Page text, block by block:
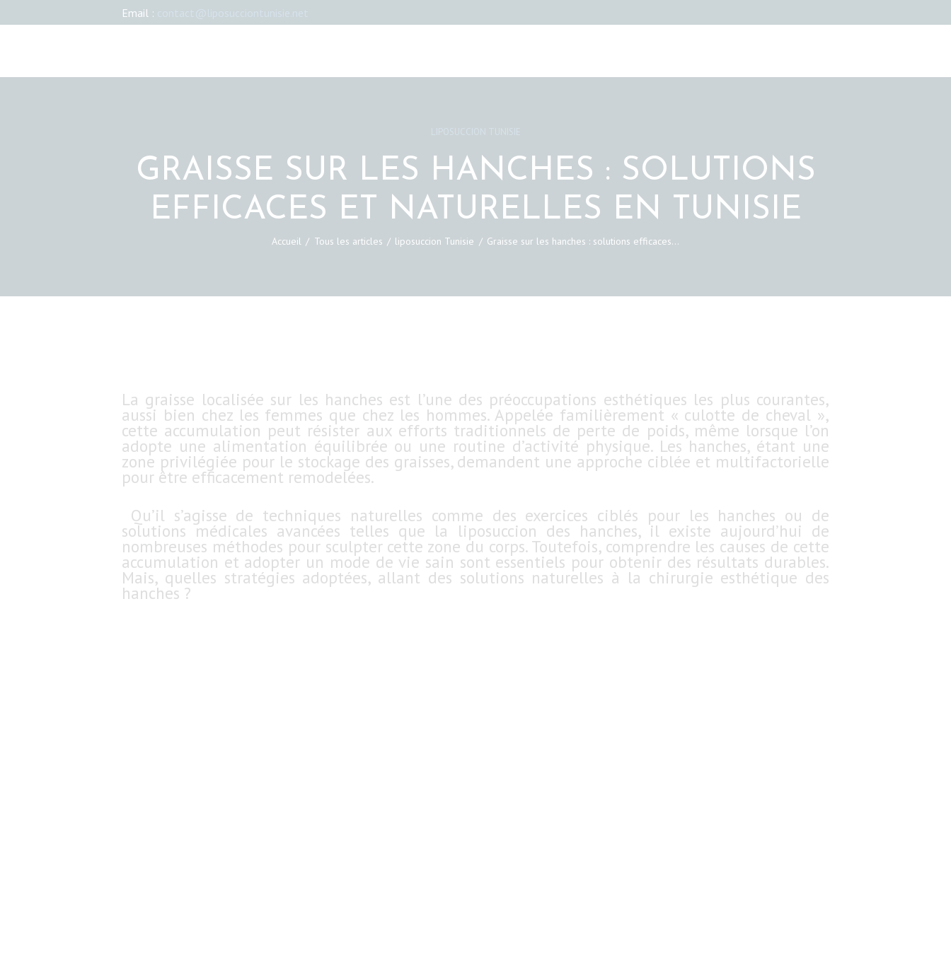
Email :
GRAISSE SUR LES HANCHES : SOLUTIONS
EFFICACES ET NATURELLES EN TUNISIE
Accueil Tous les articles liposuccion Tunisie Graisse sur les hanches : solutions efficaces...
La graisse localisée sur les hanches est l’une des préoccupations esthétiques les plus courantes,
aussi bien chez les femmes que chez les hommes. Appelée familièrement « culotte de cheval »,
cette accumulation peut résister aux efforts traditionnels de perte de poids, même lorsque l’on
adopte une alimentation équilibrée ou une routine d’activité physique. Les hanches, étant une
zone privilégiée pour le stockage des graisses, demandent une approche ciblée et multifactorielle
pour être efficacement remodelées.
Qu’il s’agisse de techniques naturelles comme des exercices ciblés pour les hanches ou de
solutions médicales avancées telles que la liposuccion des hanches, il existe aujourd’hui de
nombreuses méthodes pour sculpter cette zone du corps. Toutefois, comprendre les causes de cette
accumulation et adopter un mode de vie sain sont essentiels pour obtenir des résultats durables.
Mais, quelles stratégies adoptées, allant des solutions naturelles à la chirurgie esthétique des
hanches ?